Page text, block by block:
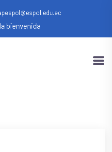
bienvenida